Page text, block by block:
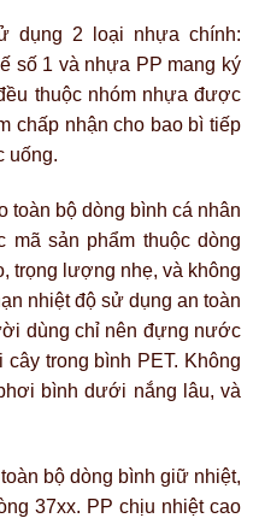
dụng 2 loại nhựa chính:
số 1 và nhựa PP mang ký
thuộc nhóm nhựa được
chấp nhận cho bao bì tiếp
uống.
toàn bộ dòng bình cá nhân
sản phẩm thuộc dòng
trọng lượng nhẹ, và không
nhiệt độ sử dụng an toàn
dùng chỉ nên đựng nước
trong bình PET. Không
bình dưới nắng lâu, và
bộ dòng bình giữ nhiệt,
37xx. PP chịu nhiệt cao